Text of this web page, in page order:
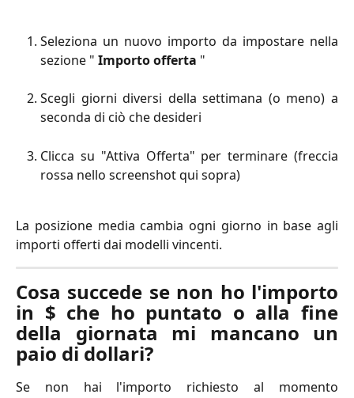
Seleziona un nuovo importo da impostare nella
sezione " Importo offerta "
Scegli giorni diversi della settimana (o meno) a
seconda di ciò che desideri
Clicca su "Attiva Offerta" per terminare (freccia
rossa nello screenshot qui sopra)
La posizione media cambia ogni giorno in base agli
importi offerti dai modelli vincenti.
Cosa succede se non ho l'importo
in $ che ho puntato o alla fine
della giornata mi mancano un
paio di dollari?
Se non hai l'importo richiesto al momento